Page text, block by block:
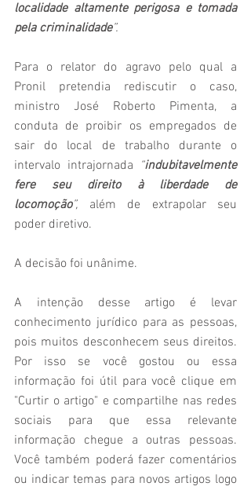
localidade altamente perigosa e tomada
pela criminalidade”.
Para o relator do agravo pelo qual a
Pronil pretendia rediscutir o caso,
ministro José Roberto Pimenta, a
conduta de proibir os empregados de
sair do local de trabalho durante o
intervalo intrajornada “indubitavelmente
fere seu direito à liberdade de
locomoção”, além de extrapolar seu
poder diretivo.
A decisão foi unânime.
A intenção desse artigo é levar
conhecimento jurídico para as pessoas,
pois muitos desconhecem seus direitos.
Por isso se você gostou ou essa
informação foi útil para você clique em
"Curtir o artigo" e compartilhe nas redes
sociais para que essa relevante
informação chegue a outras pessoas.
Você também poderá fazer comentários
ou indicar temas para novos artigos logo